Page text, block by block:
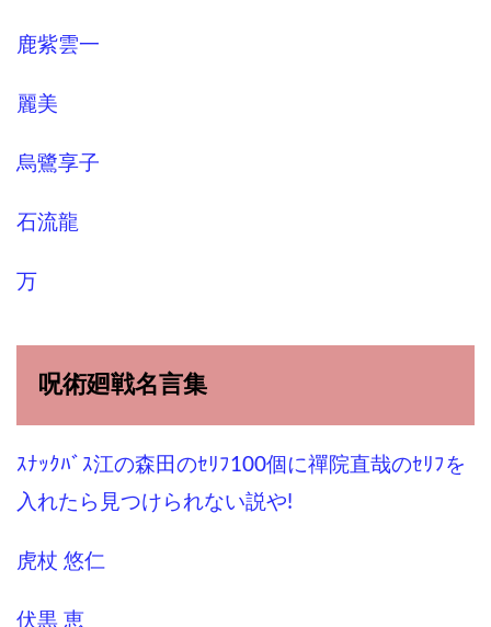
鹿紫雲一
麗美
烏鷺享子
石流龍
万
呪術廻戦名言集
ｽﾅｯｸﾊﾞｽ江の森田のｾﾘﾌ100個に禪院直哉のｾﾘﾌを
入れたら見つけられない説や!
虎杖 悠仁
伏黒 恵